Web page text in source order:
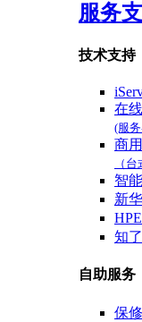
服务
技术支持
在
(服
商
（
智
新
知
自助服务
保